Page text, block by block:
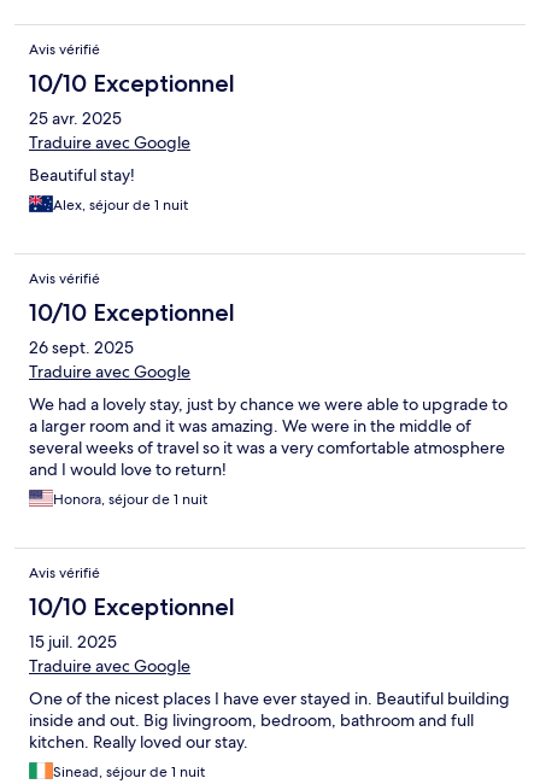
Avis vérifié
10/10 Exceptionnel
25 avr. 2025
Traduire avec Google
Beautiful stay!
Alex, séjour de 1 nuit
Avis vérifié
10/10 Exceptionnel
26 sept. 2025
Traduire avec Google
We had a lovely stay, just by chance we were able to upgrade to
a larger room and it was amazing. We were in the middle of
several weeks of travel so it was a very comfortable atmosphere
and I would love to return!
Honora, séjour de 1 nuit
Avis vérifié
10/10 Exceptionnel
15 juil. 2025
Traduire avec Google
One of the nicest places I have ever stayed in. Beautiful building
inside and out. Big livingroom, bedroom, bathroom and full
kitchen. Really loved our stay.
Sinead, séjour de 1 nuit